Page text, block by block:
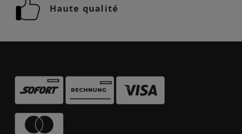
Haute qualité